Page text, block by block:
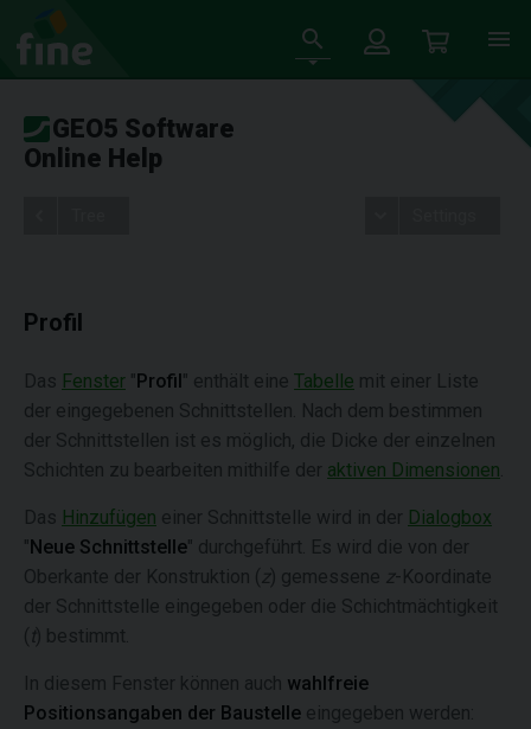
GEO5 Software
Online Help
Profil
Das Fenster "Profil" enthält eine Tabelle mit einer Liste
der eingegebenen Schnittstellen. Nach dem bestimmen
der Schnittstellen ist es möglich, die Dicke der einzelnen
Schichten zu bearbeiten mithilfe der aktiven Dimensionen
Das Hinzufügen einer Schnittstelle wird in der Dialogbox
"Neue Schnittstelle" durchgeführt. Es wird die von der
Oberkante der Konstruktion ( z) gemessene z-Koordinate
der Schnittstelle eingegeben oder die Schichtmächtigkeit
( t) bestimmt.
In diesem Fenster können auch wahlfreie
Positionsangaben der Baustelle eingegeben werden: